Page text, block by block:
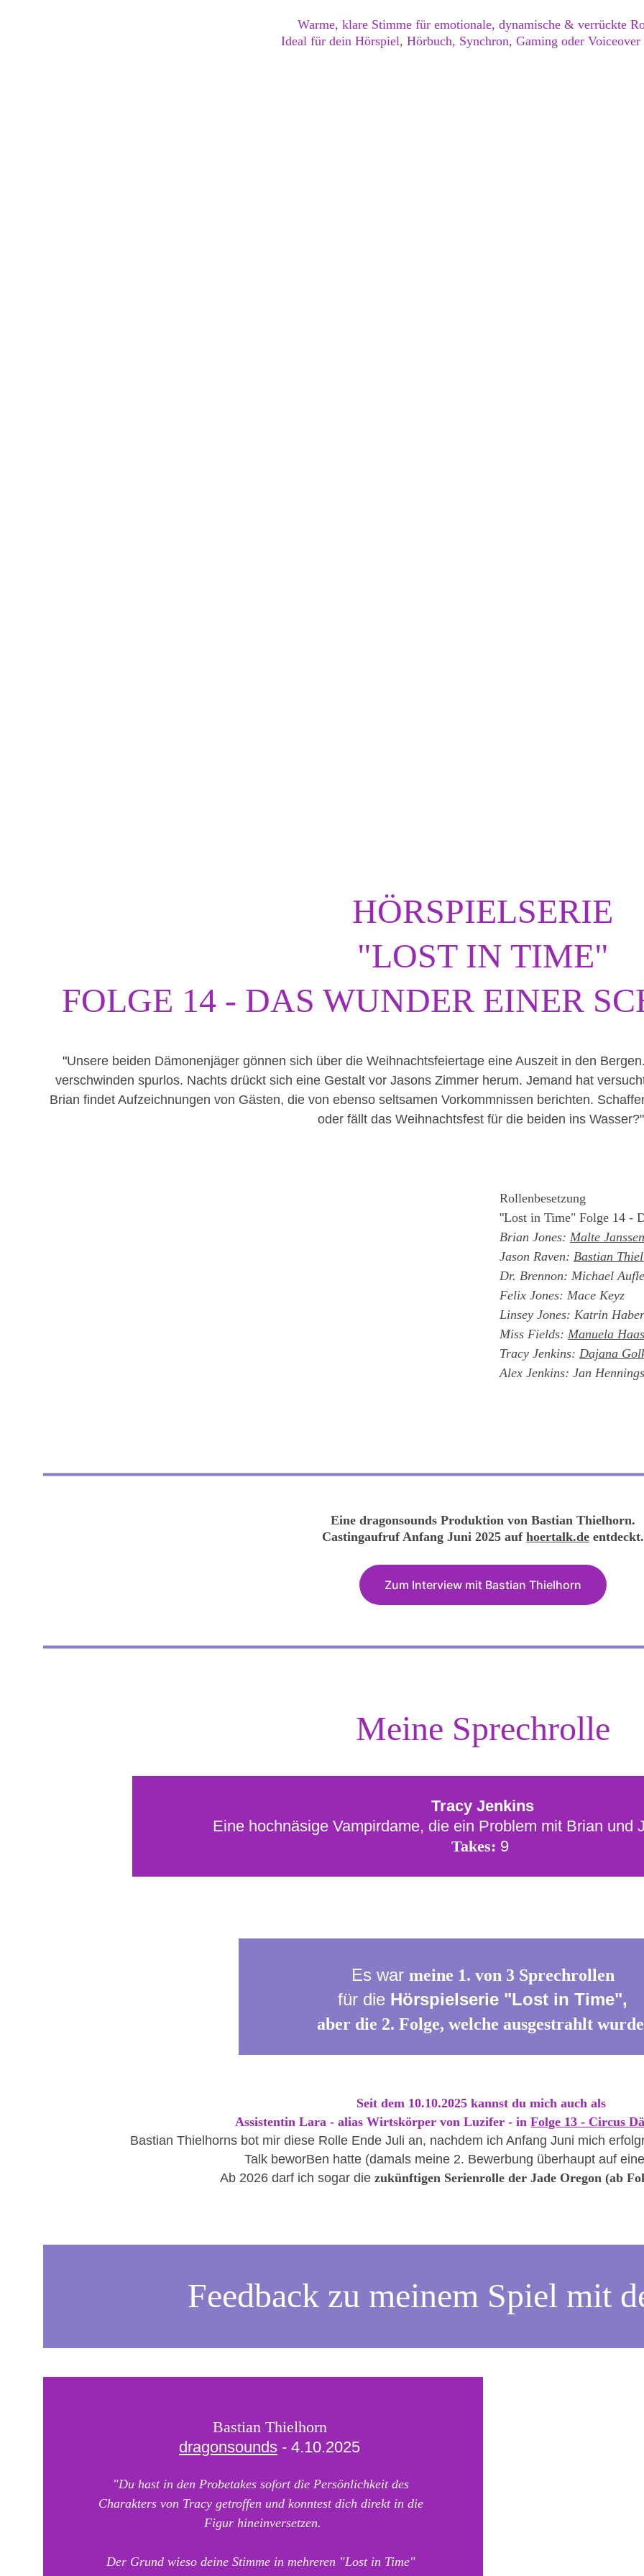
Warme, klare Stimme für emotionale, dynamische & verrückte
Ideal für dein Hörspiel, Hörbuch, Synchron, Gaming oder Voiceover
HÖRSPIELSERIE
"LOST IN TIME"
FOLGE 14 - DAS WUNDER EINER
Rollenbesetzung
"Lost in Time" Folge 14 -
Brian Jones: Malte Janssen
Jason Raven: Bastian
Dr. Brennon: Michael
Felix Jones: Mace Keyz
Linsey Jones: Katrin Haber
Miss Fields: Manuela
Tracy Jenkins: Dajana
Alex Jenkins: Jan Hennings
"Unsere beiden Dämonenjäger gönnen sich über die Weihnachtsfeiertage eine Auszeit in den
verschwinden spurlos. Nachts drückt sich eine Gestalt vor Jasons Zimmer herum. Jemand hat
Brian findet Aufzeichnungen von Gästen, die von ebenso seltsamen Vorkommnissen berichten.
oder fällt das Weihnachtsfest für die beiden ins Wasser?"
Zum Interview mit Bastian Thielhorn
Tracy Jenkins
Eine hochnäsige Vampirdame, die ein Problem mit Brian und
Takes: 9
Eine dragonsounds Produktion von Bastian Thielhorn.
Castingaufruf Anfang Juni 2025 auf hoertalk.de entdeckt.
Meine Sprechrolle
Es war meine 1. von 3 Sprechrollen
für die Hörspielserie "Lost in Time",
aber die 2. Folge, welche ausgestrahlt
Seit dem 10.10.2025 kannst du mich auch als
Assistentin Lara - alias Wirtskörper von Luzifer - in Folge 13 - Circus
Bastian Thielhorns bot mir diese Rolle Ende Juli an, nachdem ich Anfang Juni mich
Talk beworBen hatte (damals meine 2. Bewerbung überhaupt auf
Ab 2026 darf ich sogar die zukünftigen Serienrolle der Jade Oregon (ab
"Du hast in den Probetakes sofort die Persönlichkeit des
Charakters von Tracy getroffen und konntest dich direkt in die
Figur hineinversetzen.
Der Grund wieso deine Stimme in mehreren "Lost in Time"
Bastian Thielhorn
dragonsounds - 4.10.2025
Feedback zu meinem Spiel mit